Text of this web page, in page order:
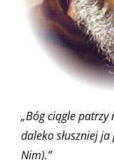
„Bóg ciągle
daleko słuszniej
Nim).”